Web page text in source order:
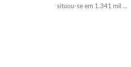
situou-se em 1.341 mil ...